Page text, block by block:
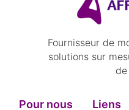
Fournisseur de
solutions sur
Pour nous
Liens